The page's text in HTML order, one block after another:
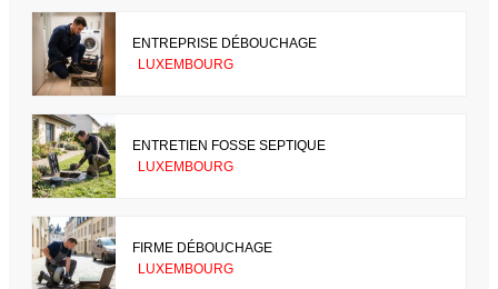
ENTREPRISE DÉBOUCHAGE
LUXEMBOURG
ENTRETIEN FOSSE SEPTIQUE
LUXEMBOURG
FIRME DÉBOUCHAGE
LUXEMBOURG